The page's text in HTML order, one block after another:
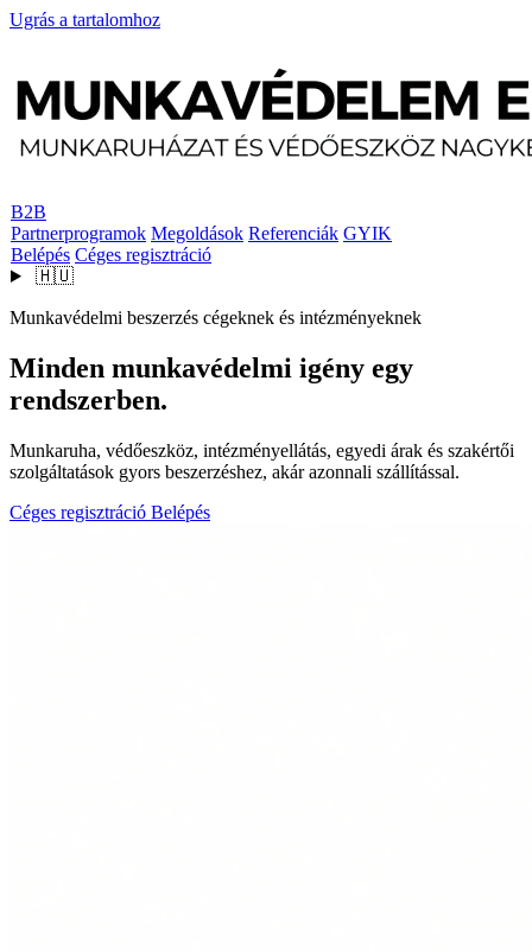
Ugrás a tartalomhoz
B2B
Partnerprogramok Megoldások Referenciák GYIK
Belépés Céges regisztráció
🇭🇺
Munkavédelmi beszerzés cégeknek és intézményeknek
Minden munkavédelmi igény egy
rendszerben.
Munkaruha, védőeszköz, intézményellátás, egyedi árak és szakértői
szolgáltatások gyors beszerzéshez, akár azonnali szállítással.
Céges regisztráció Belépés